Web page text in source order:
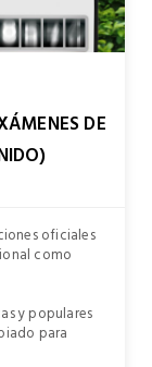
DE
oficiales
como
y populares
para